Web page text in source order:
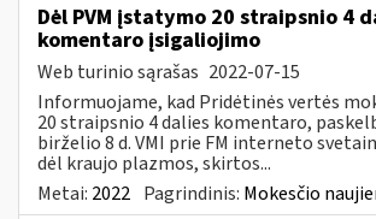
Dėl PVM įstatymo 20 straipsnio 4
komentaro įsigaliojimo
Web turinio sąrašas 2022-07-15
Informuojame, kad Pridėtinės vertės
20 straipsnio 4 dalies komentaro,
birželio 8 d. VMI prie FM interneto
dėl kraujo plazmos, skirtos...
Metai: 2022 Pagrindinis: Mokesčio